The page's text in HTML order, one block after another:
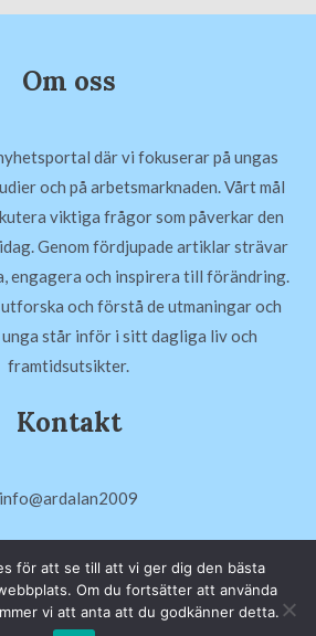
Om oss
där vi fokuserar på ungas
och på arbetsmarknaden. Vårt mål
viktiga frågor som påverkar den
Genom fördjupade artiklar strävar
engagera och inspirera till förändring.
och förstå de utmaningar och
står inför i sitt dagliga liv och
framtidsutsikter.
Kontakt
info@ardalan2009
© 2026 Ardalan2009.se
för att se till att vi ger dig den bästa
Om du fortsätter att använda
vi att anta att du godkänner detta.